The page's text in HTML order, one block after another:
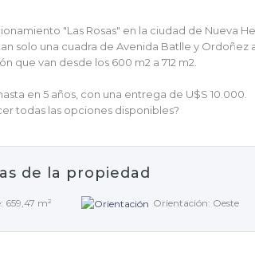
"Las Rosas" en la ciudad de Nueva
solo una cuadra de Avenida Batlle y Ordoñez
que van desde los 600 m2 a 712 m2.
en 5 años, con una entrega de U$S 10.000.
todas las opciones disponibles?
de la propiedad
659,47 m² Orientación: Oeste